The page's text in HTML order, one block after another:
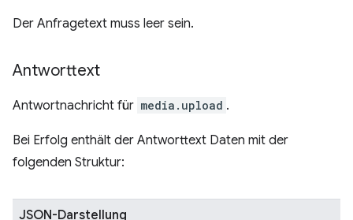
Der Anfragetext muss leer sein.
Antworttext
Antwortnachricht für media.upload .
Bei Erfolg enthält der Antworttext Daten mit der
folgenden Struktur:
JSON-Darstellung